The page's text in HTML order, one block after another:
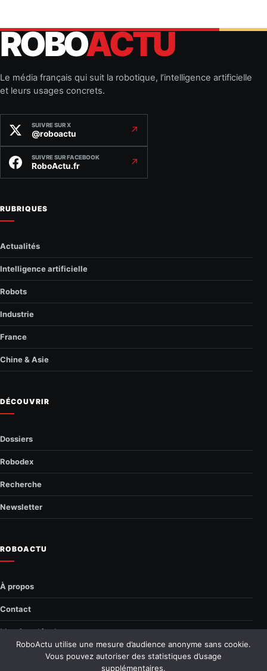
ROBOACTU
Le média français qui suit la robotique, l’intelligence artificielle
et leurs usages concrets.
SUIVRE SUR X
@roboactu ↗
SUIVRE SUR FACEBOOK
RoboActu.fr ↗
RUBRIQUES
Actualités
Intelligence artificielle
Robots
Industrie
France
Chine & Asie
DÉCOUVRIR
Dossiers
Robodex
Recherche
Newsletter
ROBOACTU
À propos
Contact
Mentions légales
Confidentialité
RoboActu utilise une mesure d’audience anonyme sans cookie.
Vous pouvez autoriser des statistiques d’usage
supplémentaires.